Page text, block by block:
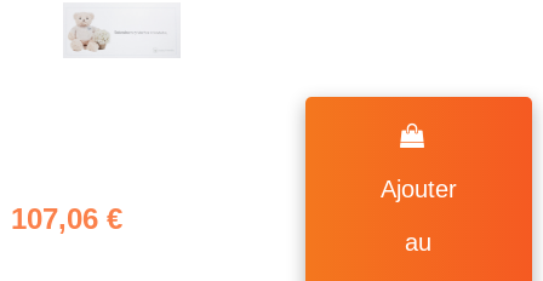
107,06 €
Ajouter
au